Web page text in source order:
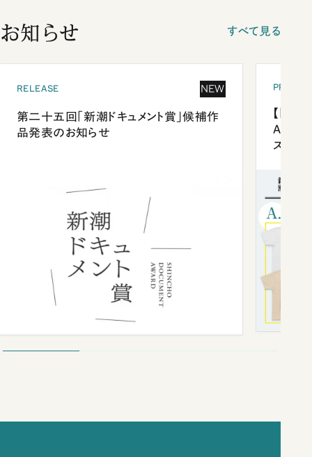
お知らせ すべて見る
RELEASE NEW
第二十五回「新潮ドキュメント賞」候補作
品発表のお知らせ
【「新
ズプレ